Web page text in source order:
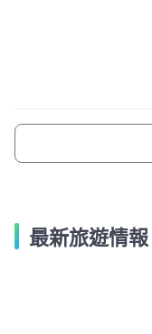
最新旅遊情報